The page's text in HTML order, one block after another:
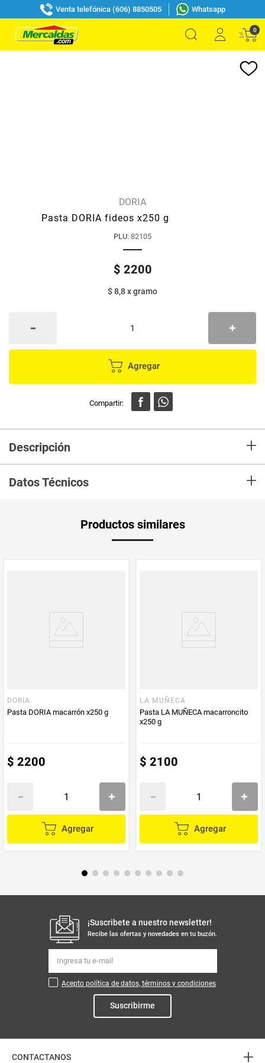
Venta telefónica (606) 8850505 Whatsapp
0
DORIA
Pasta DORIA fideos x250 g
PLU: 82105
$ 2200
$ 8,8xgramo
Agregar
Descripción +
Datos Técnicos +
Producto (kg)
Productos similares
DORIA
Pasta DORIA macarrón x250 g
$ 2200
Agregar
LA MUÑECA
Pasta LA MUÑECA macarroncito
x250 g
$ 2100
Agregar
¡Suscribete a nuestro newsletter!
Recibe las ofertas y novedades en tu buzón.
Acepto política de datos, términos y condiciones
Suscribirme
CONTACTANOS +